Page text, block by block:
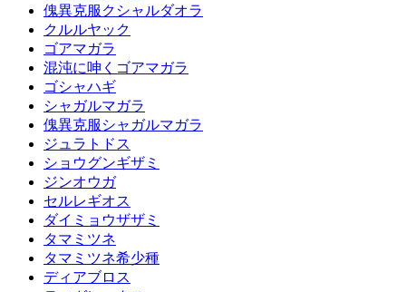
傀異克服クシャルダオラ
クルルヤック
ゴアマガラ
混沌に呻くゴアマガラ
ゴシャハギ
シャガルマガラ
傀異克服シャガルマガラ
ジュラトドス
ショウグンギザミ
ジンオウガ
セルレギオス
ダイミョウザザミ
タマミツネ
タマミツネ希少種
ディアブロス